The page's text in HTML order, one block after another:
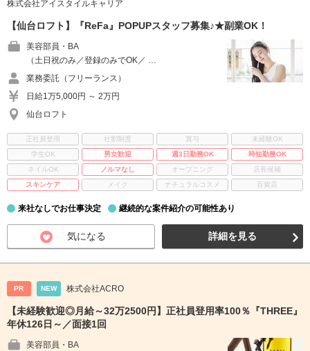
株式会社アイスタイルキャリア
【仙台ロフト】『ReFa』POPUPスタッフ募集♪★副業OK！
美容部員・BA
（土日祝のみ／登録のみでOK／ …
業務委託（フリーランス）
日給1万5,000円 ～ 2万円
仙台ロフト
正社員登用 社割制度 賞与
未経験OK
学生OK
男女歓迎 週3日勤務OK
時短勤務OK
ネイルOK
ノルマなし オープニング
店長候補
スキンケア
メイク ナチュラルコスメ 百貨店
来社なしでお仕事決定 継続的な案件紹介の可能性あり
気になる 詳細を見る
PR NEW 株式会社ACRO
【未経験歓迎◎月給～32万2500円】正社員登用率100％『THREE』
年休126日～／面接1回
美容部員・BA